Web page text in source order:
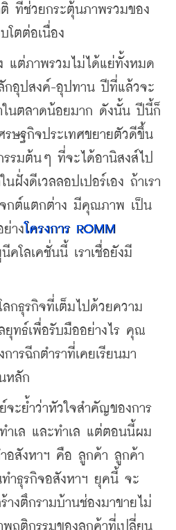
ติ ที่ช่วยกระตุ้นภาพรวมของ
โตต่อเนื่อง
แต่ภาพรวมไม่ได้แย่ทั้งหมด
ลักอุปสงค์-อุปทาน ปีที่แล้วจะ
ในตลาดน้อยมาก ดังนั้น ปีนี้ก็
ษฐกิจประเทศขยายตัวดีขึ้น
รมต้นๆ ที่จะได้อานิสงส์ไป
ฝั่งดีเวลลอปเปอร์เอง ถ้าเรา
จกต์แตกต่าง มีคุณภาพ เป็น
างโครงการ ROMM
คโลเคชั่นนี้ เราเชื่อยังมี
ธุรกิจที่เต็มไปด้วยความ
ยุทธ์เพื่อรับมืออย่างไร คุณ
รฉีกตำราที่เคยเรียนมา
หลัก
ย้ำว่าหัวใจสำคัญของการ
ำเล และทำเล แต่ตอนนี้ผม
อสังหาฯ คือ ลูกค้า ลูกค้า
ำธุรกิจอสังหาฯ ยุคนี้ จะ
างตึกรามบ้านช่องมาขายไม่
ฤติกรรมของลูกค้าที่เปลี่ยน